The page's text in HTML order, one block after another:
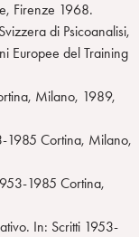
Firenze 1968.
di Psicoanalisi,
Europee del Training
Milano, 1989,
1985 Cortina, Milano,
1985 Cortina,
In: Scritti 1953-